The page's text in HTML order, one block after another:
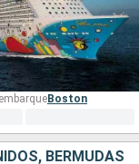
Boston
BERMUDAS